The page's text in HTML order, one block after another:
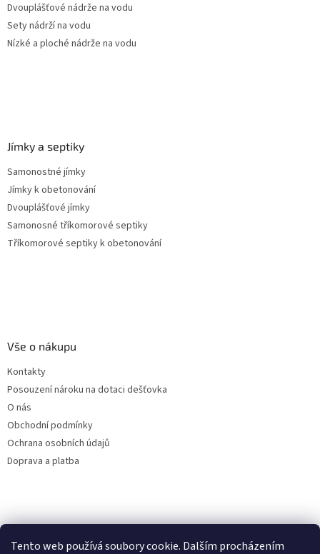
Tento web používá soubory cookie. Dalším procházením
Dvouplášťové nádrže na vodu
Sety nádrží na vodu
Nízké a ploché nádrže na vodu
Jímky a septiky
Samonostné jímky
Jímky k obetonování
Dvouplášťové jímky
Samonosné tříkomorové septiky
Tříkomorové septiky k obetonování
Vše o nákupu
Kontakty
Posouzení nároku na dotaci dešťovka
O nás
Obchodní podmínky
Ochrana osobních údajů
Doprava a platba
Filtry dešťové vody
Online